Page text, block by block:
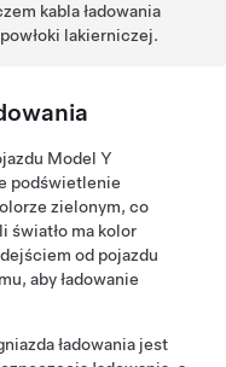
kabla ładowania
lakierniczej.
Model Y
podświetlenie
zielonym, co
światło ma kolor
od pojazdu
aby ładowanie
ładowania jest